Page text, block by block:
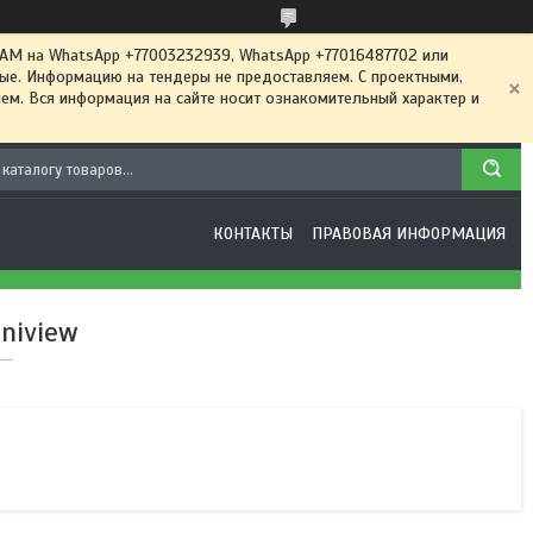
+77003232939, WhatsApp +77016487702 или
Информацию на тендеры не предоставляем. С проектными,
Вся информация на сайте носит ознакомительный характер и
КОНТАКТЫ ПРАВОВАЯ ИНФОРМАЦИЯ